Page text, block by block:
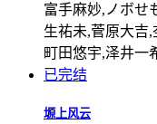
富手麻妙,ノボせ
生祐未,菅原大吉
町田悠宇,泽井一
已完结
塬上风云